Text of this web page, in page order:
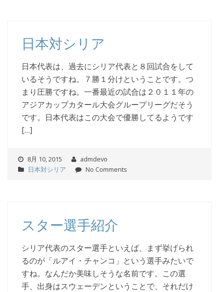
日本対シリア
日本代表は、過去にシリア代表と８回試合をして
いるそうですね。７勝１分けということです。つ
まり圧勝ですね。一番最近の試合は２０１１年の
アジアカップカタール大会グループリーグだそう
です。日本代表はこの大会で優勝してるようです
[…]
8月 10, 2015
admdevo
日本対シリア
No Comments
スター選手紹介
シリア代表のスター選手といえば、まず挙げられ
るのが「ルアイ・チャンコ」という選手みたいで
すね。なんだか美味しそうな名前です。この選
手、出身はスウェーデンということで、それだけ